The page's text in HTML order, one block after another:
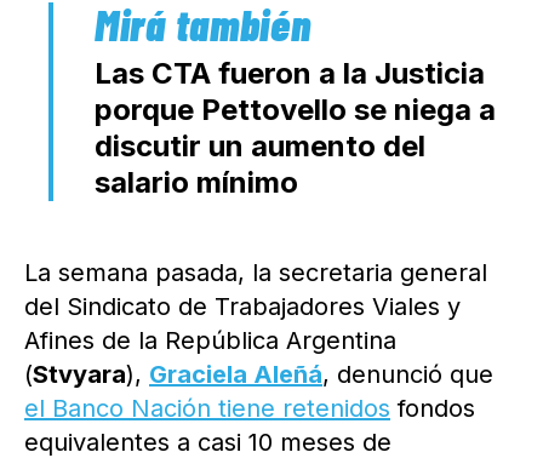
Las CTA fueron a la Justicia
porque Pettovello se niega a
discutir un aumento del
salario mínimo
La semana pasada, la secretaria general
del Sindicato de Trabajadores Viales y
Afines de la República Argentina
(Stvyara), Graciela Aleñá, denunció que
el Banco Nación tiene retenidos fondos
equivalentes a casi 10 meses de